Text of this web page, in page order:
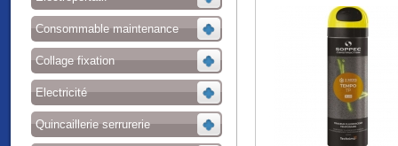
Consommable maintenance
Collage fixation
Electricité
Quincaillerie serrurerie